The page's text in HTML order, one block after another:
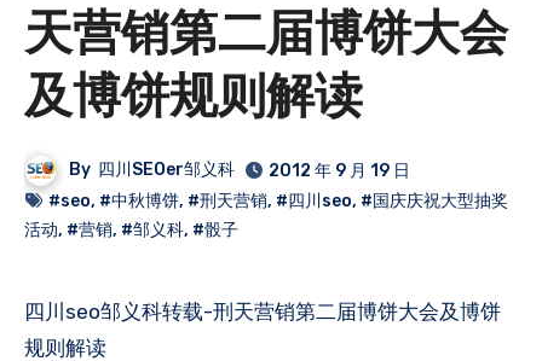
天营销第二届博饼大会
及博饼规则解读
By 四川SEOer邹义科
2012 年 9 月 19 日
#seo, #中秋博饼, #刑天营销, #四川seo, #国庆庆祝大型抽奖
活动, #营销, #邹义科, #骰子
四川seo邹义科转载-刑天营销第二届博饼大会及博饼
规则解读